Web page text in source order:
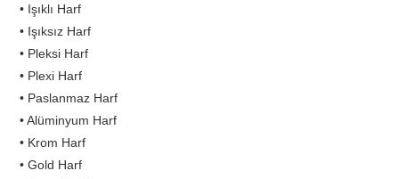
• Işıklı Harf
• Işıksız Harf
• Pleksi Harf
• Plexi Harf
• Paslanmaz Harf
• Alüminyum Harf
• Krom Harf
• Gold Harf